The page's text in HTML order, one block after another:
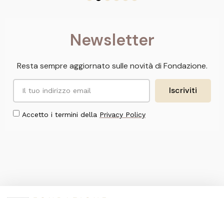
Newsletter
Resta sempre aggiornato sulle novità di Fondazione.
Accetto i termini della Privacy Policy
Iscriviti